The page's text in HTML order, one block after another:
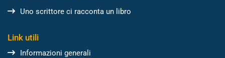
Uno scrittore ci racconta un libro
Link utili
Informazioni generali